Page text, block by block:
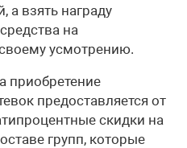
а взять награду
на
усмотрению.
приобретение
предоставляется от
скидки на
групп, которые